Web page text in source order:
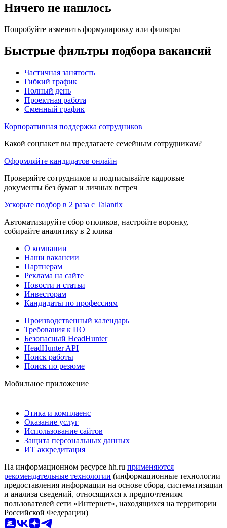
Ничего не нашлось
Попробуйте изменить формулировку или фильтры
Быстрые фильтры подбора вакансий
Частичная занятость
Гибкий график
Полный день
Проектная работа
Сменный график
Корпоративная поддержка сотрудников
Какой соцпакет вы предлагаете семейным сотрудникам?
Оформляйте кандидатов онлайн
Проверяйте сотрудников и подписывайте кадровые
документы без бумаг и личных встреч
Ускорьте подбор в 2 раза с Talantix
Автоматизируйте сбор откликов, настройте воронку,
собирайте аналитику в 2 клика
О компании
Наши вакансии
Партнерам
Реклама на сайте
Новости и статьи
Инвесторам
Кандидаты по профессиям
Производственный календарь
Требования к ПО
Безопасный HeadHunter
HeadHunter API
Поиск работы
Поиск по резюме
Мобильное приложение
Этика и комплаенс
Оказание услуг
Использование сайтов
Защита персональных данных
ИТ аккредитация
На информационном ресурсе hh.ru применяются
рекомендательные технологии (информационные технологии
предоставления информации на основе сбора, систематизации
и анализа сведений, относящихся к предпочтениям
пользователей сети «Интернет», находящихся на территории
Российской Федерации)